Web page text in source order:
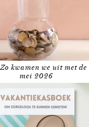
kwamen we uit met
mei 2026